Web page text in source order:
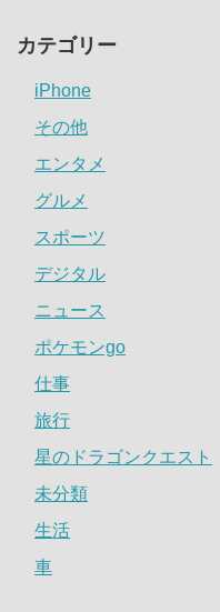
カテゴリー
iPhone
その他
エンタメ
グルメ
スポーツ
デジタル
ニュース
ポケモンgo
仕事
旅行
星のドラゴンクエスト
未分類
生活
車